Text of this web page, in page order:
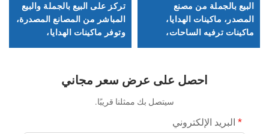
البيع بالجملة من مصنع
المصدر، ماكينات الهدايا،
ماكينات ترفيه الساحات،
ماكينات القبض التجاري،
تركز على البيع بالجملة والبيع
المباشر من المصانع المصدرة،
وتوفر ماكينات الهدايا،
وماكينات ترفيه الساحات،
احصل على عرض سعر مجاني
سيتصل بك ممثلنا قريبًا.
البريد الإلكتروني